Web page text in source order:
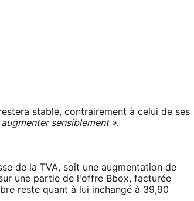
stable, contrairement à celui de ses
sensiblement ».
de la TVA, soit une augmentation de
une partie de l'offre Bbox, facturée
reste quant à lui inchangé à 39,90